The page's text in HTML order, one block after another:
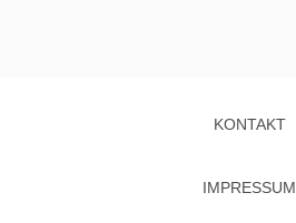
KONTAKT
IMPRESSUM